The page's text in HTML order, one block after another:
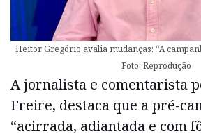
Heitor Gregório avalia mudanças: “A
Foto: Reprodução
A jornalista e comentarista
Freire, destaca que a pré-
“acirrada, adiantada e com